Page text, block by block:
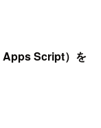
Script）を